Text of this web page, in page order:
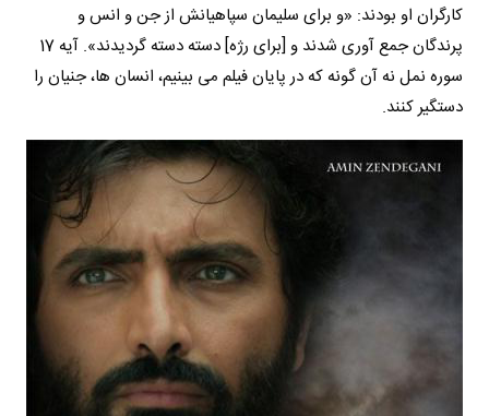
کارگران او بودند: «و برای سلیمان سپاهیانش از جن و انس و
پرندگان جمع آوری شدند و [برای رژه] دسته دسته گردیدند». آیه 17
سوره نمل نه آن گونه که در پایان فیلم می بینیم، انسان ها، جنیان را
دستگیر کنند.